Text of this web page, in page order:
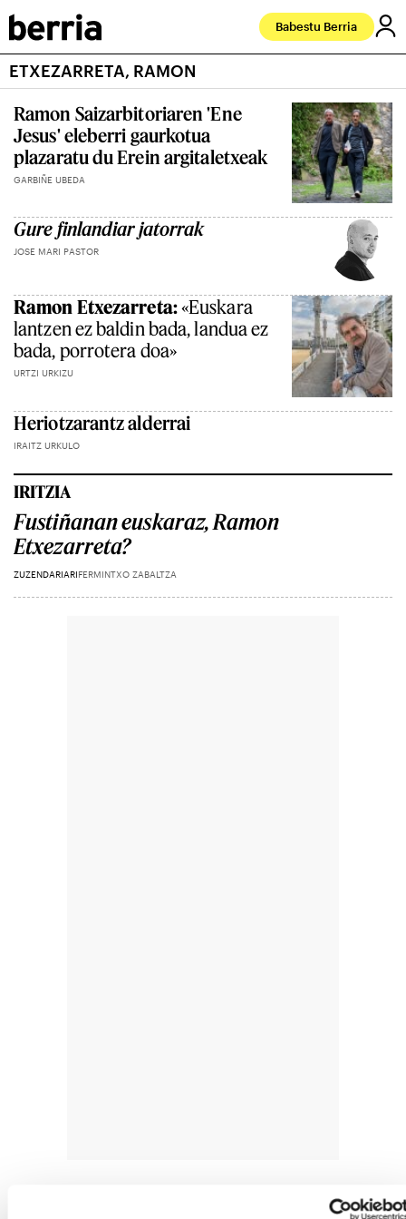
Babestu Berria
ETXEZARRETA, RAMON
Ramon Saizarbitoriaren 'Ene
Jesus' eleberri gaurkotua
plazaratu du Erein argitaletxeak
GARBIÑE UBEDA
Gure finlandiar jatorrak
JOSE MARI PASTOR
Ramon Etxezarreta:«Euskara
lantzen ez baldin bada, landua ez
bada, porrotera doa»
URTZI URKIZU
Heriotzarantz alderrai
IRAITZ URKULO
IRITZIA
Fustiñanan euskaraz, Ramon
Etxezarreta?
ZUZENDARIARIFERMINTXO ZABALTZA